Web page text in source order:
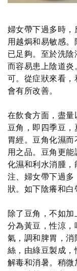
婦女帶下過多時
用越焗和易敏感
已足夠。至於洗
而容易患上陰道
可。從症狀來看
會有所改善。
在飲食方面，盡量
豆角，即四季豆，
胃經。豆角化濕
用之品。豆角更
化濕和利水消腫
注、婦女帶下過
狀。如下陰癢和白
除了豆角，不如
分為黃豆，性涼
氣，調和脾胃，
絲，由綠豆製成
解毒和消暑。稍